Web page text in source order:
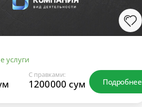
услуги
С правками:
1200000 сум Подробнее